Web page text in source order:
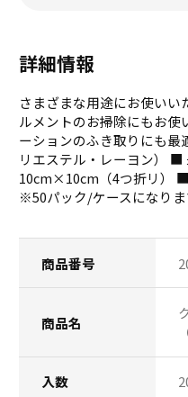
詳細情報
さまざまな用途にお使いい
ルメントのお掃除にもお使
ーションのふき取りにも
リエステル・レーヨン） ■
10cm×10cm（4つ折リ）
※50パック/ケースになり
商品番号
商品名
入数